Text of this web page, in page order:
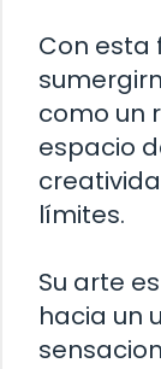
Con esta
como un
espacio
límites.
Su arte
hacia un